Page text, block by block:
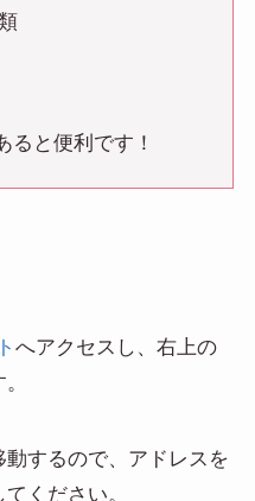
と便利です！
へアクセスし、右上の
するので、アドレスを
ください。